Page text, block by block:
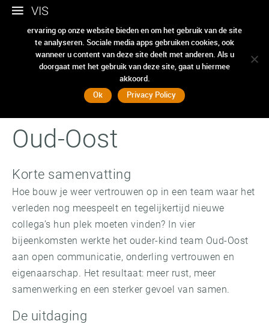
VIS
Jeugdzorg
Samenwerken
Ouder-Kind Team
Oud-Oost
Korte samenvatting
Hoe bouw je weer vertrouwen op in een team waar het
verleden nog meespeelt en tegelijkertijd nieuwe
collega’s hun plek moeten vinden? In vier
bijeenkomsten werkte het ouder-kind team Oud-Oost
aan open communicatie, onderling vertrouwen en
eigenaarschap. Het resultaat: meer rust, meer
samenwerking en een sterker gevoel van samen.
De uitdaging
Wij gebruiken cookies om ervoor te zorgen dat we u de beste
ervaring op onze website bieden en om het gebruik van de site
te analyseren. Sociale media apps gebruiken cookies, ook
wanneer u content van deze site deelt met anderen. Als u
doorgaat met het gebruik van deze site, gaat u hiermee
akkoord.
Ok
Privacy Policy